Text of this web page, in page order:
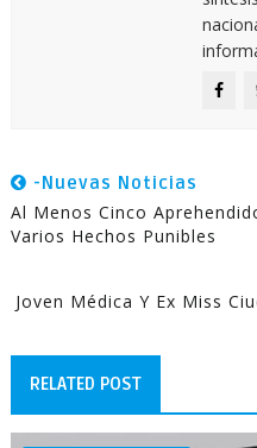
-Nuevas Noticias
Al Menos Cinco
Varios Hechos Punibles
Joven Médica Y Ex Miss
RELATED POST